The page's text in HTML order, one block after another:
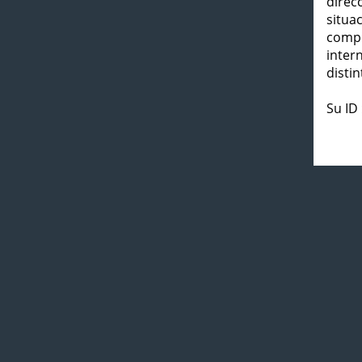
Su